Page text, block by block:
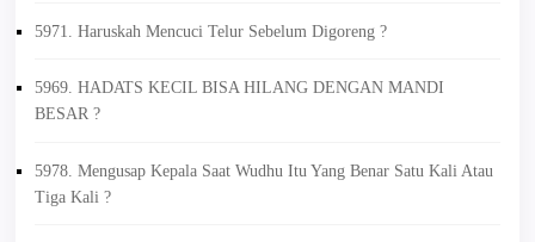
5971. Haruskah Mencuci Telur Sebelum Digoreng ?
5969. HADATS KECIL BISA HILANG DENGAN MANDI
BESAR ?
5978. Mengusap Kepala Saat Wudhu Itu Yang Benar Satu Kali Atau
Tiga Kali ?